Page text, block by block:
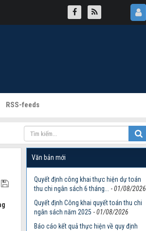
RSS-feeds
Văn bản mới
Quyết định công khai thực hiện dự toán
thu chi ngân sách 6 tháng...
-01/08/2026
Quyết định Công khai quyết toán thu chi
ngân sách năm 2025 -01/08/2026
Báo cáo kết quả thực hiện về quy định